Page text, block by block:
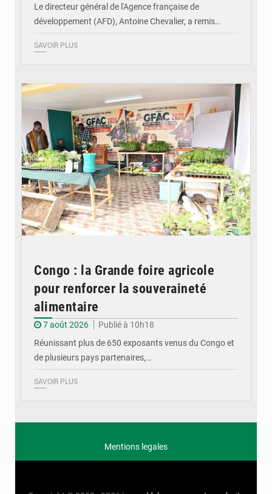
Le directeur général de l'Agence française de
développement (AFD), Antoine Chevalier, a remis…
SAVOIR PLUS
Congo : la Grande foire agricole
pour renforcer la souveraineté
alimentaire
7 août 2026
Publié à 10h18
Réunissant plus de 650 exposants venus du Congo et
de plusieurs pays partenaires,…
SAVOIR PLUS
Mentions legales